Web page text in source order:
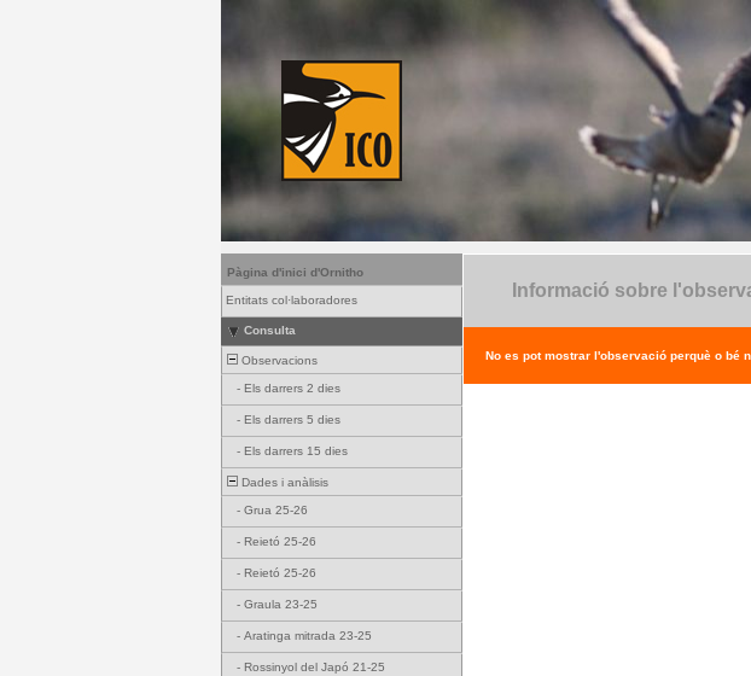
Pàgina d'inici d'Ornitho
Entitats col·laboradores
Consulta
Observacions
- Els darrers 2 dies
- Els darrers 5 dies
- Els darrers 15 dies
Dades i anàlisis
- Grua 25-26
- Reietó 25-26
- Reietó 25-26
- Graula 23-25
- Aratinga mitrada 23-25
- Rossinyol del Japó 21-25
Informació sobre
No es pot mostrar l'observació perquè o bé